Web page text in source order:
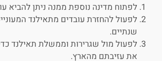
לפתוח מדינה נוספת ממנה ניתן להביא
לפעול להחזרת עובדים מתאילנד
שנתיים.
לפעול מול שגרירות וממשלת תאילנד
את עזיבתם מהארץ.